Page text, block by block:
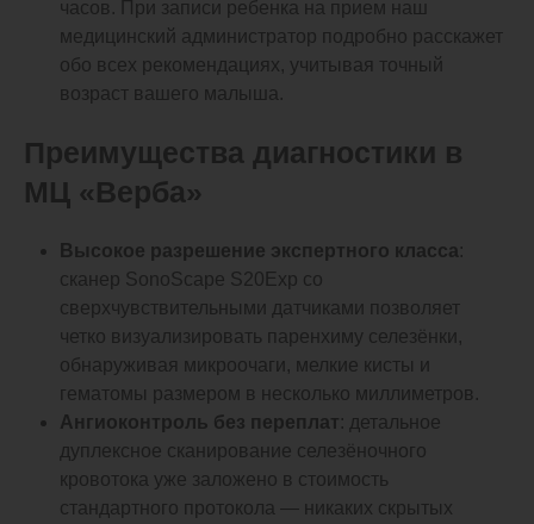
часов. При записи ребенка на прием наш
медицинский администратор подробно расскажет
обо всех рекомендациях, учитывая точный
возраст вашего малыша.
Преимущества диагностики в
МЦ «Верба»
Высокое разрешение экспертного класса:
сканер SonoScape S20Exp со
сверхчувствительными датчиками позволяет
четко визуализировать паренхиму селезёнки,
обнаруживая микроочаги, мелкие кисты и
гематомы размером в несколько миллиметров.
Ангиоконтроль без переплат: детальное
дуплексное сканирование селезёночного
кровотока уже заложено в стоимость
стандартного протокола — никаких скрытых